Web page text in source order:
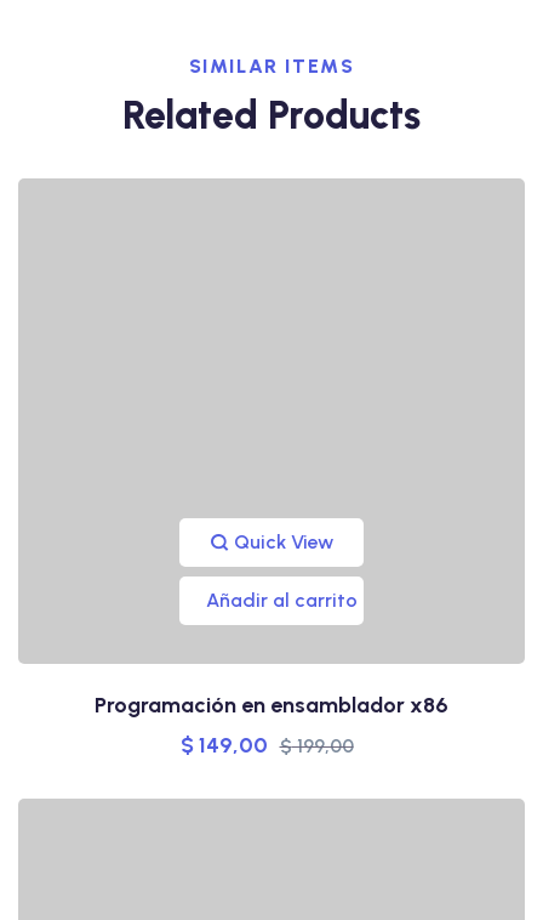
SIMILAR ITEMS
Related Products
Quick View
Añadir al carrito
Programación en ensamblador x86
$199,00
$149,00